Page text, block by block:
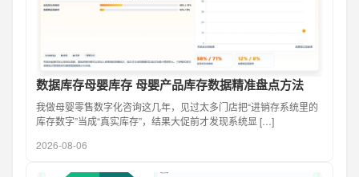
数据库存母婴库存 母婴产品库存数据精准盘点方法
我做母婴零售数字化咨询这几年，见过太多门店把“进销存系统里的
库存数字”当成“真实库存”，结果大促前才发现系统显 […]
2026-08-06